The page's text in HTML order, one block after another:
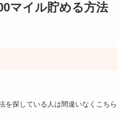
マイル貯める方法
を探している人は間違いなくこちら